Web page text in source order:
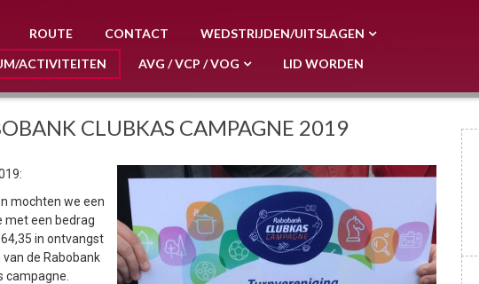
ROUTE CONTACT
WEDSTRIJDEN/UITSLAGEN
ACTIVITEITEN
AVG / VCP / VOG LID WORDEN
CLUBKAS CAMPAGNE 2019
mochten we een
met een bedrag
in ontvangst
de Rabobank
campagne.